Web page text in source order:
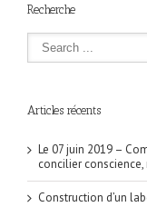
Recherche
Articles récents
Le 07 juin 2019 –
concilier
Construction d’un